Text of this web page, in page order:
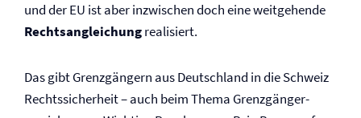
und der EU ist aber inzwischen doch eine weitgehende
Rechtsangleichungrealisiert.
Das gibt Grenzgängern aus Deutschland in die Schweiz
Rechtssicherheit – auch beim Thema Grenzgänger­